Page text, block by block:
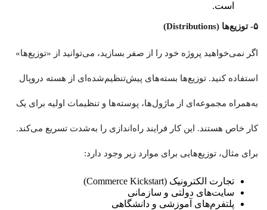
است.
۵- توزیع‌ها (Distributions)
اگر نمی‌خواهید پروژه خود را از صفر بسازید، می‌توانید از «توزیع‌ها»
استفاده کنید. توزیع‌ها بسته‌های پیش‌تنظیم‌شده‌ای از هسته دروپال
به‌همراه مجموعه‌ای از ماژول‌ها، پوسته‌ها و تنظیمات اولیه برای یک
کار خاص هستند. این کار فرایند راه‌اندازی را به‌شدت تسریع می‌کند.
برای مثال، توزیع‌هایی برای موارد زیر وجود دارد:
تجارت الکترونیک (Commerce Kickstart)
سایت‌های دولتی و سازمانی
پلتفرم‌های آموزشی و دانشگاهی